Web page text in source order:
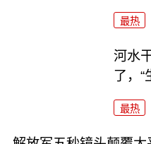
最热
河水
了，“
最热